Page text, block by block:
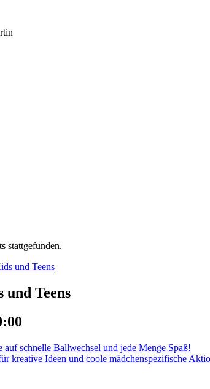
stattgefunden.
und Teens
Teens
auf schnelle Ballwechsel und jede Menge Spaß!
kreative Ideen und coole mädchenspezifische